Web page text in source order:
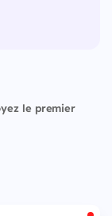
le premier